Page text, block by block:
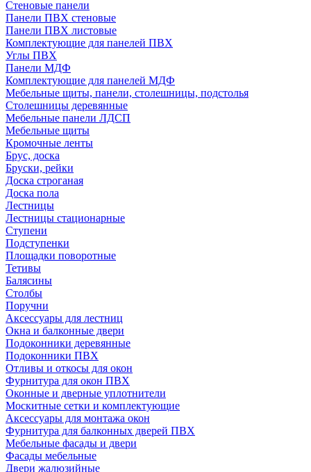
Стеновые панели
Панели ПВХ стеновые
Панели ПВХ листовые
Комплектующие для панелей ПВХ
Углы ПВХ
Панели МДФ
Комплектующие для панелей МДФ
Мебельные щиты, панели, столешницы, подстолья
Столешницы деревянные
Мебельные панели ЛДСП
Мебельные щиты
Кромочные ленты
Брус, доска
Бруски, рейки
Доска строганая
Доска пола
Лестницы
Лестницы стационарные
Ступени
Подступенки
Площадки поворотные
Тетивы
Балясины
Столбы
Поручни
Аксессуары для лестниц
Окна и балконные двери
Подоконники деревянные
Подоконники ПВХ
Отливы и откосы для окон
Фурнитура для окон ПВХ
Оконные и дверные уплотнители
Москитные сетки и комплектующие
Аксессуары для монтажа окон
Фурнитура для балконных дверей ПВХ
Мебельные фасады и двери
Фасады мебельные
Двери жалюзийные